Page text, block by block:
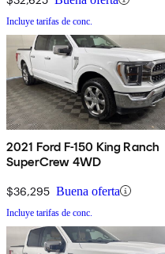
Incluye tarifas de conc.
2021 Ford F-150 King Ranch
SuperCrew 4WD
$36,295 Buena oferta
Incluye tarifas de conc.